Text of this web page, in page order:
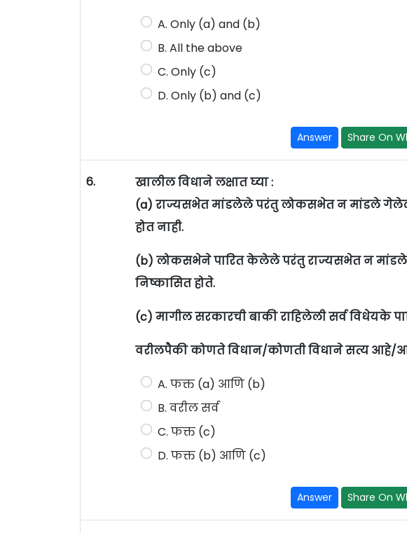
A. Only (a) and (b)
B. All the above
C. Only (c)
D. Only (b) and (c)
Answer Share On
6.
खालील विधाने लक्षात घ्या :
(a) राज्यसभेत मांडलेले परंतु लोकसभेत न मांडले
होत नाही.
(b) लोकसभेने पारित केलेले परंतु राज्यसभेत न
निष्कासित होते.
(c) मागील सरकारची बाकी राहिलेली सर्व विधेयके
वरीलपैकी कोणते विधान/कोणती विधाने सत्य आहे/
A. फक्त (a) आणि (b)
B. वरील सर्व
C. फक्त (c)
D. फक्त (b) आणि (c)
Answer Share On